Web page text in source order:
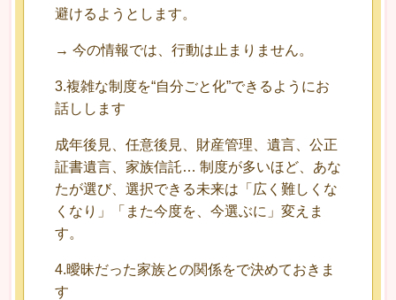
避けるようとします。
→ 今の情報では、行動は止まりません。
3.複雑な制度を“自分ごと化”できるようにお
話しします
成年後見、任意後見、財産管理、遺言、公正
証書遺言、家族信託… 制度が多いほど、あな
たが選び、選択できる未来は「広く難しくな
くなり」「また今度を、今選ぶに」変えま
す。
4.曖昧だった家族との関係をで決めておきま
す